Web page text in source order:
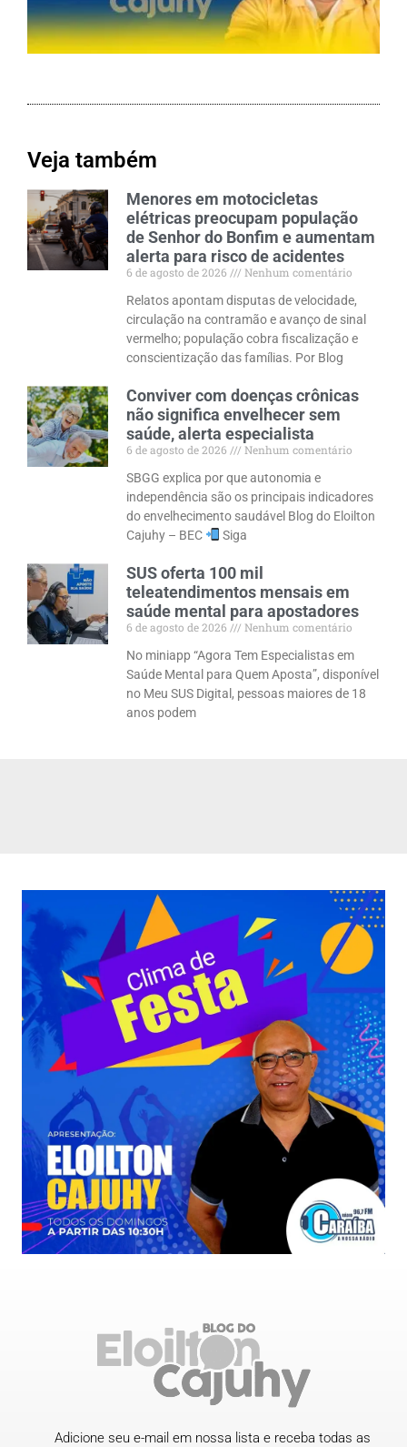
Veja também
Menores em motocicletas
elétricas preocupam população
de Senhor do Bonfim e aumentam
alerta para risco de acidentes
6 de agosto de 2026
Nenhum comentário
Relatos apontam disputas de velocidade,
circulação na contramão e avanço de sinal
vermelho; população cobra fiscalização e
conscientização das famílias. Por Blog
Conviver com doenças crônicas
não significa envelhecer sem
saúde, alerta especialista
6 de agosto de 2026
Nenhum comentário
SBGG explica por que autonomia e
independência são os principais indicadores
do envelhecimento saudável Blog do Eloilton
Cajuhy – BEC
Siga
SUS oferta 100 mil
teleatendimentos mensais em
saúde mental para apostadores
6 de agosto de 2026
Nenhum comentário
No miniapp “Agora Tem Especialistas em
Saúde Mental para Quem Aposta”, disponível
no Meu SUS Digital, pessoas maiores de 18
anos podem
Adicione seu e-mail em nossa lista e receba todas as